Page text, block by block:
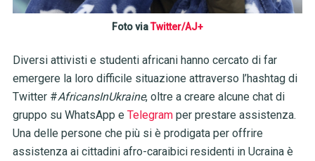
Foto viaTwitter/AJ+
Diversi attivisti e studenti africani hanno cercato di far
emergere la loro difficile situazione attraverso l’hashtag di
Twitter #AfricansInUkraine, oltre a creare alcune chat di
gruppo su WhatsApp e Telegramper prestare assistenza.
Una delle persone che più si è prodigata per offrire
assistenza ai cittadini afro-caraibici residenti in Ucraina è